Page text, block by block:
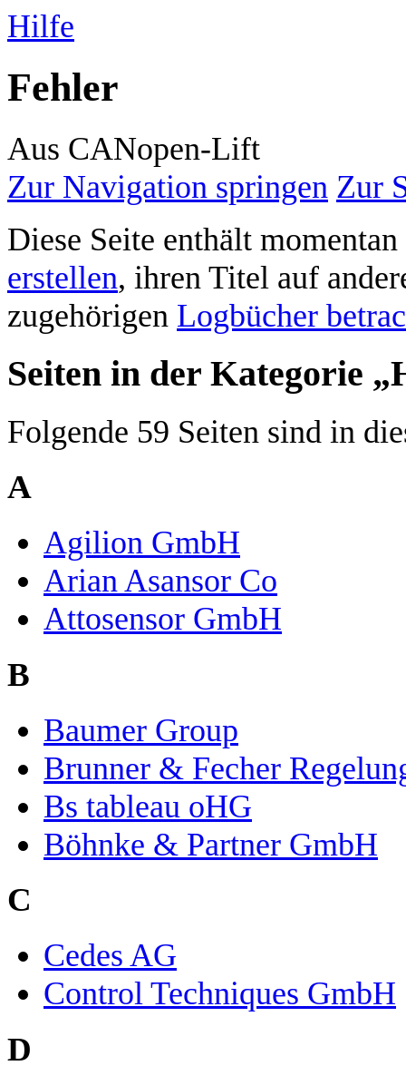
Hilfe
Fehler
Aus CANopen-Lift
Zur Navigation springen Zur
Diese Seite enthält
erstellen, ihren Titel auf
zugehörigen Logbücher
Seiten in der Kategorie
Folgende 59 Seiten sind in
A
Agilion GmbH
Arian Asansor Co
Attosensor GmbH
B
Baumer Group
Brunner & Fecher
Bs tableau oHG
Böhnke & Partner GmbH
C
Cedes AG
Control Techniques GmbH
D